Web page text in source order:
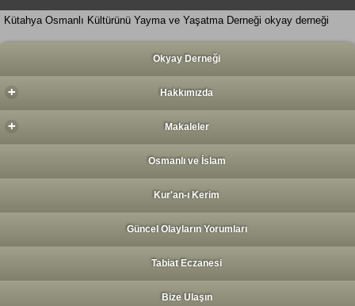
Kütahya Osmanlı Kültürünü Yayma ve Yaşatma Derneği okyay derneği
Okyay Derneği
+ Hakkımızda
+ Makaleler
Osmanlı ve İslam
Kur'an-ı Kerim
Güncel Olayların Yorumları
Tabiat Eczanesi
Bize Ulaşın